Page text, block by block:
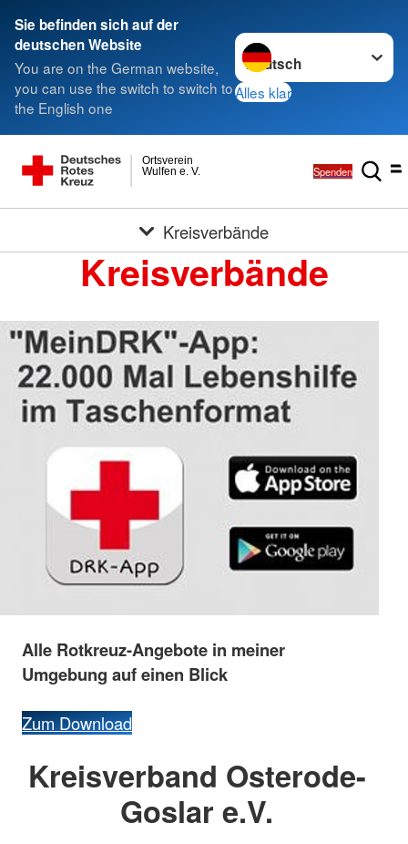
Sie befinden sich auf der
deutschen Website
You are on the German website,
you can use the switch to switch to
the English one
Sprache wechseln zu
Alles klar
Wulfen e. V.
Ortsverein
Spenden
Kreisverbände
Kreisverbände
Alle Rotkreuz-Angebote in meiner
Umgebung aufeinen Blick
Zum Download
Kreisverband Osterode-
Goslar e.V.